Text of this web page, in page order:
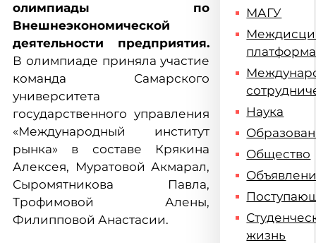
олимпиады по
Внешнеэкономической
деятельности предприятия.
В олимпиаде приняла участие
команда Самарского
университета
государственного управления
«Международный институт
рынка» в составе Крякина
Алексея, Муратовой Акмарал,
Сыромятникова Павла,
Трофимовой Алены,
Филипповой Анастасии.
МАГУ
платформа
Наука
Общество
жизнь